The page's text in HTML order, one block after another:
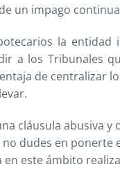
un impago
la
a los Tribunales
de centralizar
cláusula abusiva
dudes en
este ámbito